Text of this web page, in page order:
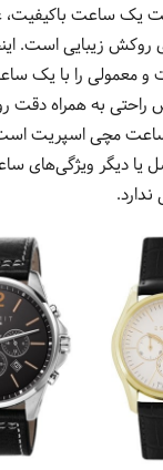
یک ساعت باکیفیت،
روکش زیبایی است.
معمولی را با یک
به همراه دقت
مچی اسپریت
دیگر ویژگی‌های